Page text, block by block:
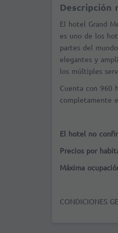
Descripción
El hotel Grand
es uno de los
partes del
elegantes y
los múltiples
Cuenta con 960
completamente
El hotel no
Precios por
Máxima
CONDICIONES